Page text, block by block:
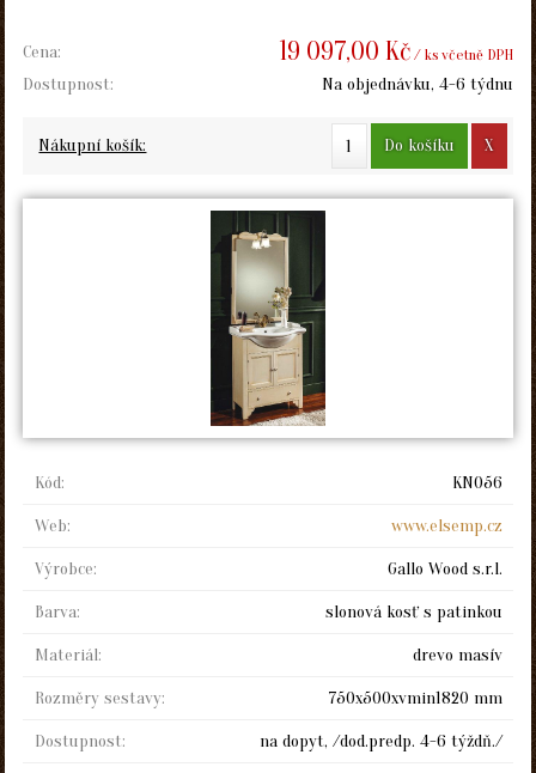
Cena: 19 097,00 Kč/ ks včetně DPH
Dostupnost: Na objednávku, 4-6 týdnu
Nákupní košík: X
Do košíku
Kód: KN056
Web: www.elsemp.cz
Výrobce: Gallo Wood s.r.l.
Barva: slonová kosť s patinkou
Materiál: drevo masív
Rozměry sestavy: 750x500xvmin1820 mm
Dostupnost: na dopyt, /dod.predp. 4-6 týždň./